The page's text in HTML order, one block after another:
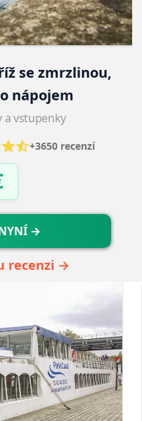
se zmrzlinou,
nápojem
a vstupenky
+3650 recenzí
NYNÍ →
recenzi →